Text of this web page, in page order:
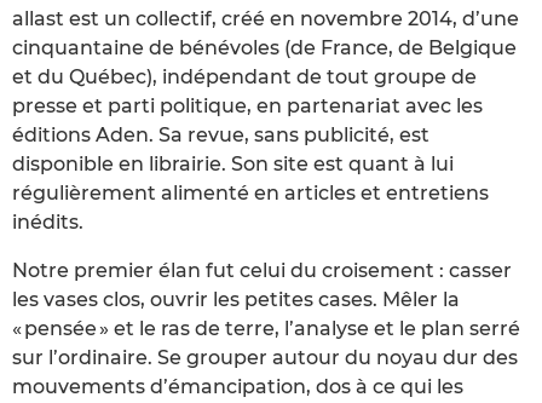
allast est un collectif, créé en novembre 2014, d’une
cinquantaine de bénévoles (de France, de Belgique
et du Québec), indépendant de tout groupe de
presse et parti politique, en partenariat avec les
éditions Aden. Sa revue, sans publicité, est
disponible en librairie. Son site est quant à lui
régulièrement alimenté en articles et entretiens
inédits.
Notre premier élan fut celui du croisement : casser
les vases clos, ouvrir les petites cases. Mêler la
« pensée » et le ras de terre, l’analyse et le plan serré
sur l’ordinaire. Se grouper autour du noyau dur des
mouvements d’émancipation, dos à ce qui les